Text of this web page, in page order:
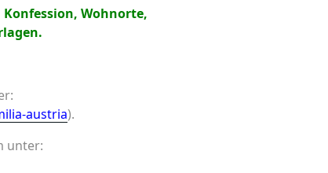
Wohnorte,
austria).
unter: